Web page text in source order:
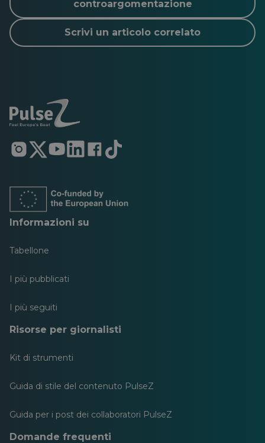
controargomentazione
Scrivi un articolo correlato
Si
apre
nuova
scheda
Si
apre
nuova
scheda
Si
apre
nuova
scheda
Si
apre
nuova
scheda
Si
apre
nuova
scheda
Si
apre
scheda
Informazioni su
Tabellone
I più pubblicati
I più seguiti
Risorse per giornalisti
Kit di strumenti
Guida di stile del contenuto PulseZ
Guida per i post dei collaboratori PulseZ
Domande frequenti